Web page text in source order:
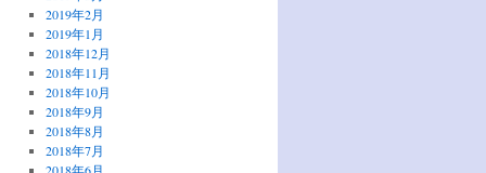
2019年2月
2019年1月
2018年12月
2018年11月
2018年10月
2018年9月
2018年8月
2018年7月